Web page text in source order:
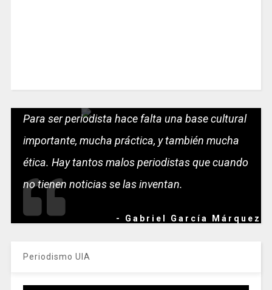
Para ser periodista hace falta una base cultural
importante, mucha práctica, y también mucha
ética. Hay tantos malos periodistas que cuando
no tienen noticias se las inventan.
- Gabriel García Márquez
Periodismo UIA